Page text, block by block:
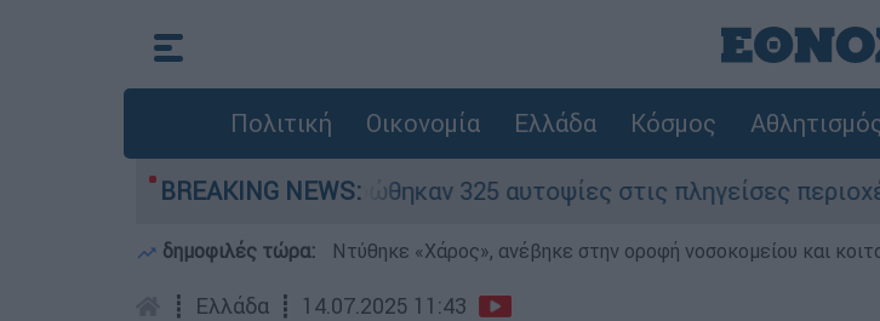
Πολιτική Οικονομία Ελλάδα Κόσμος
BREAKING NEWS:
- Ολοκληρώθηκαν 325 αυτοψίες στις πληγείσες περιοχές Η
δημοφιλές τώρα: Ντύθηκε «Χάρος», ανέβηκε στην οροφή νοσοκομείου και
┋ Ελλάδα ┋ 14.07.2025 11:43